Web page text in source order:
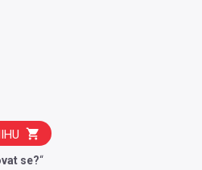
se?